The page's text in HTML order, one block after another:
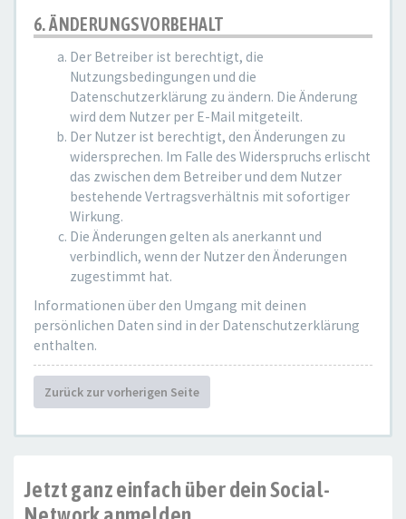
6. ÄNDERUNGSVORBEHALT
Der Betreiber ist berechtigt, die
Nutzungsbedingungen und die
Datenschutzerklärung zu ändern. Die Änderung
wird dem Nutzer per E-Mail mitgeteilt.
Der Nutzer ist berechtigt, den Änderungen zu
widersprechen. Im Falle des Widerspruchs erlischt
das zwischen dem Betreiber und dem Nutzer
bestehende Vertragsverhältnis mit sofortiger
Wirkung.
Die Änderungen gelten als anerkannt und
verbindlich, wenn der Nutzer den Änderungen
zugestimmt hat.
Informationen über den Umgang mit deinen
persönlichen Daten sind in der Datenschutzerklärung
enthalten.
Zurück zur vorherigen Seite
Jetzt ganz einfach über dein Social-